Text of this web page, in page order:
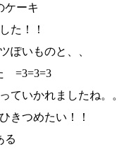
ケーキ
た！！
ぽいものと、、
=3=3=3
ていかれましたね。。
きつめたい！！
る